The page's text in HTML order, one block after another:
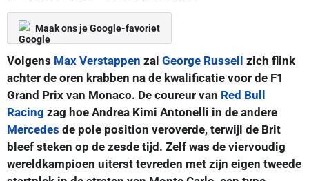
Maak ons je Google-favoriet
Volgens Max Verstappen zal George Russell zich flink
achter de oren krabben na de kwalificatie voor de F1
Grand Prix van Monaco. De coureur van Red Bull
Racing zag hoe Andrea Kimi Antonelli in de andere
Mercedes de pole position veroverde, terwijl de Brit
bleef steken op de zesde tijd. Zelf was de viervoudig
wereldkampioen uiterst tevreden met zijn eigen tweede